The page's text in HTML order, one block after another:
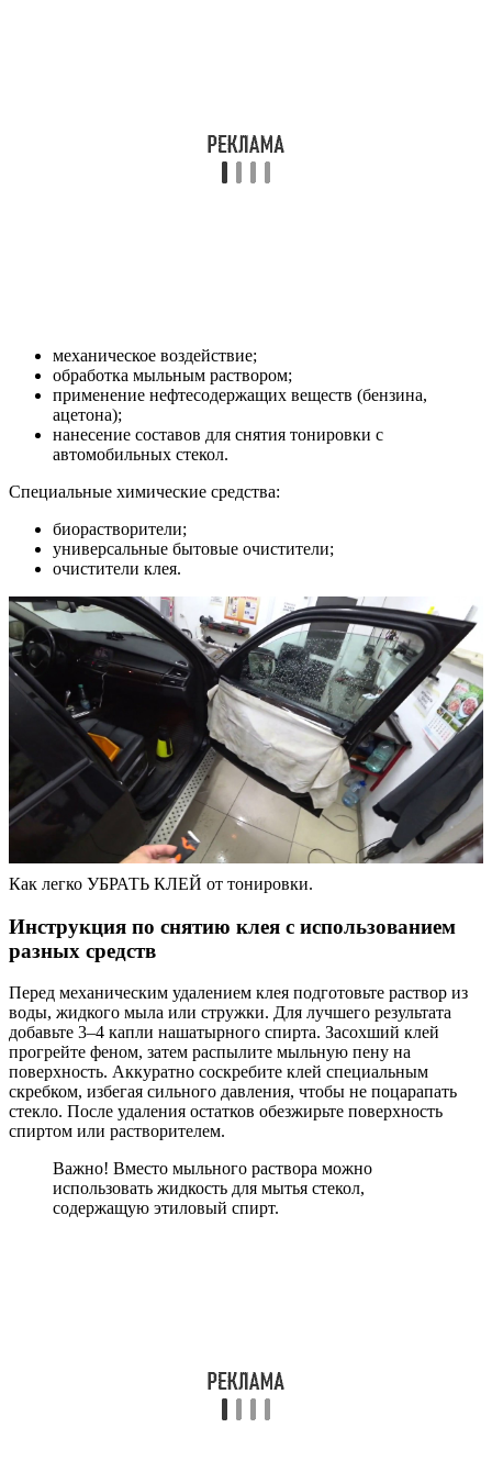
механическое воздействие;
обработка мыльным раствором;
применение нефтесодержащих веществ (бензина,
ацетона);
нанесение составов для снятия тонировки с
автомобильных стекол.
Специальные химические средства:
биорастворители;
универсальные бытовые очистители;
очистители клея.
Как легко УБРАТЬ КЛЕЙ от тонировки.
Инструкция по снятию клея с использованием
разных средств
Перед механическим удалением клея подготовьте раствор из
воды, жидкого мыла или стружки. Для лучшего результата
добавьте 3–4 капли нашатырного спирта. Засохший клей
прогрейте феном, затем распылите мыльную пену на
поверхность. Аккуратно соскребите клей специальным
скребком, избегая сильного давления, чтобы не поцарапать
стекло. После удаления остатков обезжирьте поверхность
спиртом или растворителем.
Важно! Вместо мыльного раствора можно
использовать жидкость для мытья стекол,
содержащую этиловый спирт.